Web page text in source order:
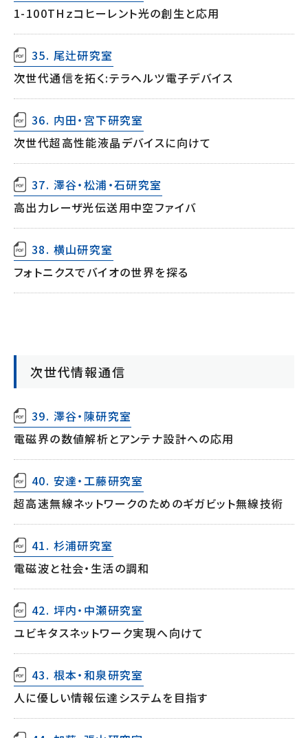
1-100THｚコヒーレント光の創生と応用
35. 尾辻研究室
次世代通信を拓く:テラヘルツ電子デバイス
36. 内田・宮下研究室
次世代超高性能液晶デバイスに向けて
37. 澤谷・松浦・石研究室
高出力レーザ光伝送用中空ファイバ
38. 横山研究室
フォトニクスでバイオの世界を探る
次世代情報通信
39. 澤谷・陳研究室
電磁界の数値解析とアンテナ設計への応用
40. 安達・工藤研究室
超高速無線ネットワークのためのギガビット無線技術
41. 杉浦研究室
電磁波と社会・生活の調和
42. 坪内・中瀬研究室
ユビキタスネットワーク実現へ向けて
43. 根本・和泉研究室
人に優しい情報伝達システムを目指す